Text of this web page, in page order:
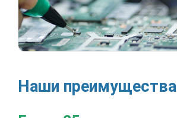
Наши преимущества